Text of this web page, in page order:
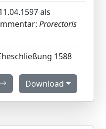
als
Prorectoris
1588
Download